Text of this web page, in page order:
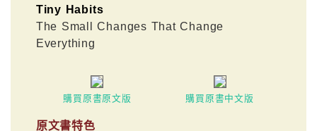
Tiny Habits
The Small Changes That Change
Everything
購買原書原文版 購買原書中文版
原文書特色